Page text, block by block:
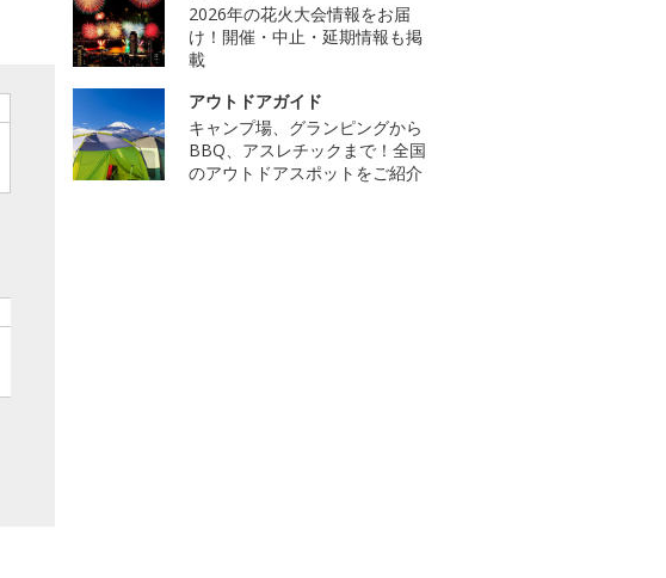
2026年の花火大会情報をお届
け！開催・中止・延期情報も掲
載
アウトドアガイド
キャンプ場、グランピングから
BBQ、アスレチックまで！全国
のアウトドアスポットをご紹介